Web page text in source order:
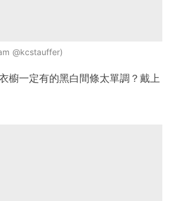
@kcstauffer
櫥一定有的黑白間條太單調？戴上